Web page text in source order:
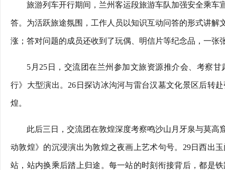
旅游列车开行期间，兰州客运段旅游车队加强安全乘
答。为活跃旅途氛围，工作人员以知识互动问答的形式讲
涨；答对问题的成员还收到了玩偶、明信片等纪念品，一张
5月25日，交流团在兰州参加文旅资源推介会、考察
行》大型演出。26日探访冰沟河与雷台汉墓文化景区后转
煌。
此后三日，交流团在敦煌深度考察鸣沙山月牙泉与莫
动敦煌》的沉浸演出为敦煌之夜画上艺术句号。29日西出
站，站内换乘后踏上归途。每一站的时刻衔接背后，都是